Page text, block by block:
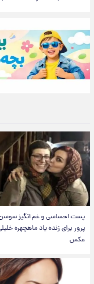
پست احساسی و غم انگیز سوسن
پرور برای زنده یاد ماهچهره خلیلی+
عکس